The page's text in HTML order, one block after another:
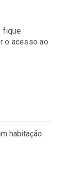
fique
o acesso ao
habitação